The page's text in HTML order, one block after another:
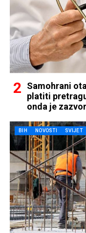
Samohrani
platiti
onda je
BIH NOVOSTI SVIJET